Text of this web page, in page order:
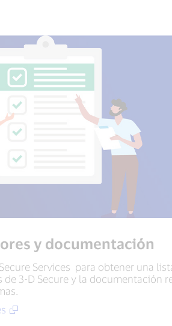
y documentación
Services para obtener una
de 3-D Secure y la documentación